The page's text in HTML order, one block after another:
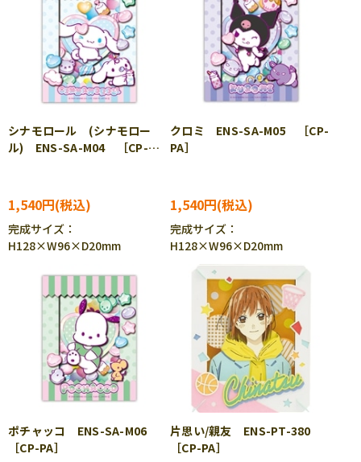
シナモロール (シナモロー
ル) ENS-SA-M04 ［CP-
1,540円
完成サイズ：
H128×W96×D20mm
クロミ ENS-SA-M05 ［CP-
PA］
1,540円
完成サイズ：
H128×W96×D20mm
ポチャッコ ENS-SA-M06
［CP-PA］
片思い/親友 ENS-PT-380
［CP-PA］